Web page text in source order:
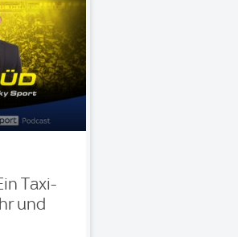
Taxi-
und